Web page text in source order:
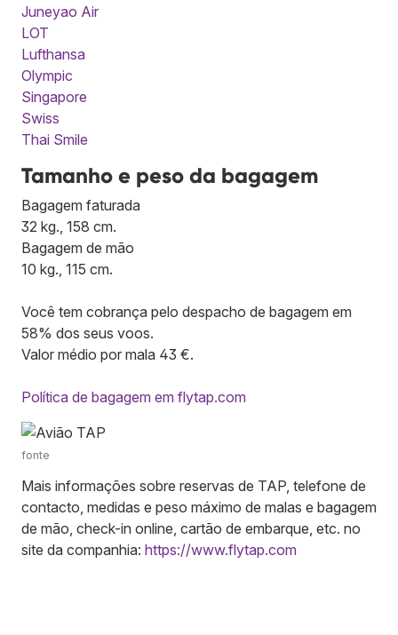
Juneyao Air
LOT
Lufthansa
Olympic
Singapore
Swiss
Thai Smile
Tamanho e peso da bagagem
Bagagem faturada
32 kg., 158 cm.
Bagagem de mão
10 kg., 115 cm.
Você tem cobrança pelo despacho de bagagem em
58% dos seus voos.
Valor médio por mala 43 €.
Política de bagagem em flytap.com
fonte
Mais informações sobre reservas de TAP, telefone de
contacto, medidas e peso máximo de malas e bagagem
de mão, check-in online, cartão de embarque, etc. no
site da companhia: https://www.flytap.com